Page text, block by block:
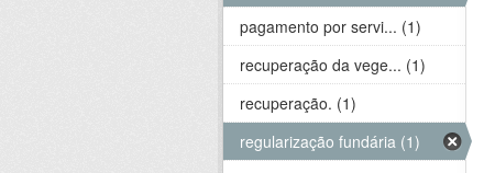
pagamento por servi... (1)
recuperação da vege... (1)
recuperação. (1)
regularização fundária (1)